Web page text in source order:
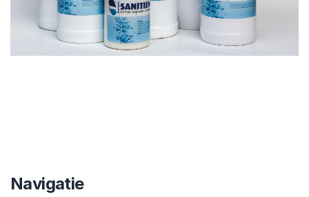
Navigatie